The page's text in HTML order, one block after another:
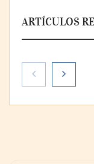
ARTÍCULOS